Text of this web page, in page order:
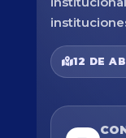
12 DE